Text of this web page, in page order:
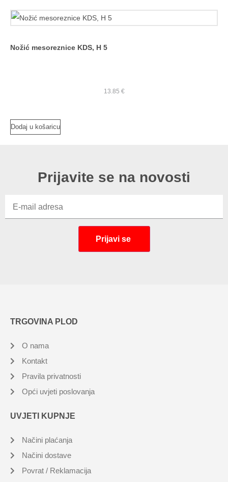
Nožić mesoreznice KDS, H 5
13.85 €
Dodaj u košaricu
Prijavite se na novosti
TRGOVINA PLOD
O nama
Kontakt
Pravila privatnosti
Opći uvjeti poslovanja
UVJETI KUPNJE
Načini plaćanja
Načini dostave
Povrat / Reklamacija